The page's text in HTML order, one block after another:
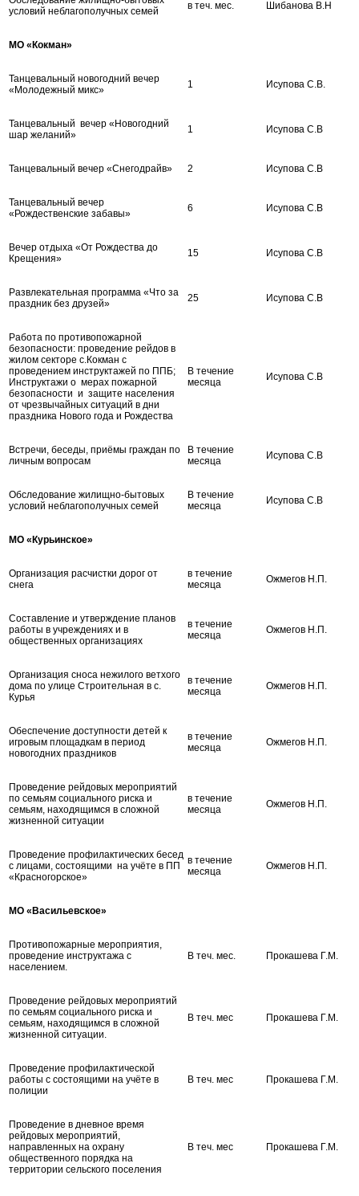
условий неблагополучных семей
в теч. мес. Шибанова В.Н
МО «Кокман»
Танцевальный новогодний вечер
«Молодежный микс»
1 Исупова С.В.
Танцевальный вечер «Новогодний
шар желаний»
1 Исупова С.В
Танцевальный вечер «Снегодрайв» 2 Исупова С.В
Танцевальный вечер
«Рождественские забавы»
6 Исупова С.В
Вечер отдыха «От Рождества до
Крещения»
15 Исупова С.В
Развлекательная программа «Что за
праздник без друзей»
25 Исупова С.В
Работа по противопожарной
безопасности: проведение рейдов в
жилом секторе с.Кокман с
проведением инструктажей по ППБ;
Инструктажи о мерах пожарной
безопасности и защите населения
от чрезвычайных ситуаций в дни
праздника Нового года и Рождества
В течение
месяца
Исупова С.В
Встречи, беседы, приёмы граждан по
личным вопросам
В течение
месяца
Исупова С.В
Обследование жилищно-бытовых
условий неблагополучных семей
В течение
месяца
Исупова С.В
МО «Курьинское»
Организация расчистки дорог от
снега
в течение
месяца
Ожмегов Н.П.
Составление и утверждение планов
работы в учреждениях и в
общественных организациях
в течение
месяца
Ожмегов Н.П.
Организация сноса нежилого ветхого
дома по улице Строительная в с.
Курья
в течение
месяца
Ожмегов Н.П.
Обеспечение доступности детей к
игровым площадкам в период
новогодних праздников
в течение
месяца
Ожмегов Н.П.
Проведение рейдовых мероприятий
по семьям социального риска и
семьям, находящимся в сложной
жизненной ситуации
в течение
месяца
Ожмегов Н.П.
Проведение профилактических бесед
с лицами, состоящими на учёте в ПП
«Красногорское»
в течение
месяца
Ожмегов Н.П.
МО «Васильевское»
Противопожарные мероприятия,
проведение инструктажа с
населением.
В теч. мес. Прокашева Г.М.
Проведение рейдовых мероприятий
по семьям социального риска и
семьям, находящимся в сложной
жизненной ситуации.
В теч. мес Прокашева Г.М.
Проведение профилактической
работы с состоящими на учёте в
полиции
В теч. мес Прокашева Г.М.
Проведение в дневное время
рейдовых мероприятий,
направленных на охрану
общественного порядка на
территории сельского поселения
В теч. мес Прокашева Г.М.